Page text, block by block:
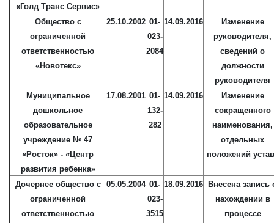
«Голд Транс Сервис»
Общество с
ограниченной
ответственностью
«Новотекс»
25.10.2002 01-
023-
2084
14.09.2016
Изменение
руководителя,
сведений о
должности
руководителя
Муниципальное
дошкольное
образовательное
учреждение № 47
«Росток» - «Центр
развития ребенка»
17.08.2001 01-
132-
282
14.09.2016
Изменение
сокращенного
наименования,
отдельных
положений
Дочернее общество с
ограниченной
ответственностью
05.05.2004 01-
023-
3515
18.09.2016
Внесена запись
нахождении в
процессе